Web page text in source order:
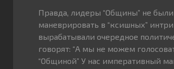
Правда, лидеры “Общины” не
маневрировать в “ксишных”
вырабатывали очередное
говорят: “А мы не можем
“Общиной” У нас императивный